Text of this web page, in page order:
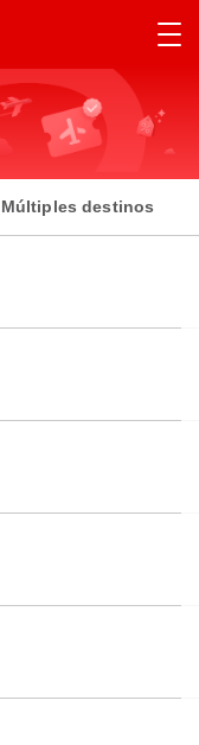
Múltiples destinos